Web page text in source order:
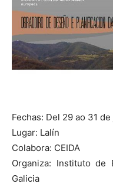
Fechas: Del 29 ao 31
Lugar: Lalín
Colabora: CEIDA
Organiza: Instituto de
Galicia